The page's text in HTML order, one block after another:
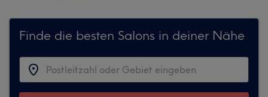
Finde die besten Salons in deiner Nähe